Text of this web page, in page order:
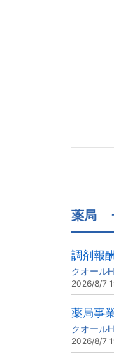
薬局
調剤報
クオール
2026/8/7
薬局事
クオール
2026/8/7